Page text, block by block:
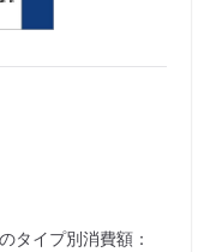
タイプ別消費額：